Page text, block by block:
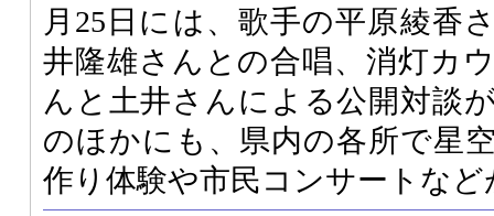
月25日には、歌手の平原綾香
井隆雄さんとの合唱、消灯カ
んと土井さんによる公開対談
のほかにも、県内の各所で星
作り体験や市民コンサートな